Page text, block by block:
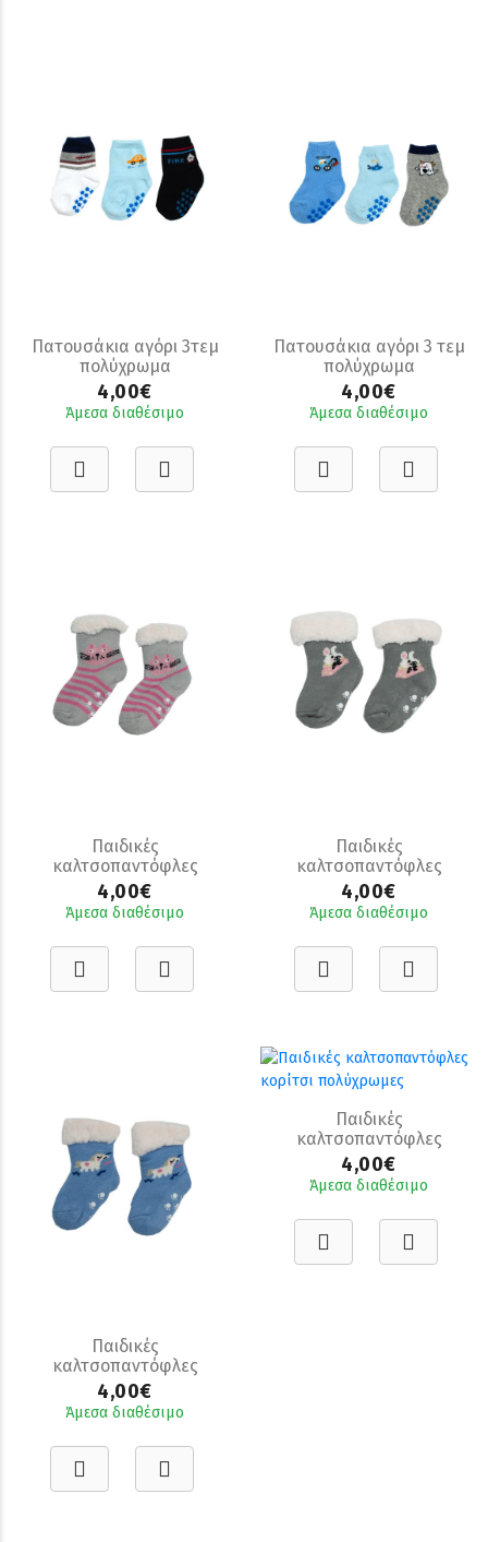
Πατουσάκια αγόρι 3τεμ
πολύχρωμα
4,00€
Άμεσα διαθέσιμο
Πατουσάκια αγόρι 3 τεμ
πολύχρωμα
4,00€
Άμεσα διαθέσιμο
Παιδικές
καλτσοπαντόφλες
κορίτσι πολύχρωμες
4,00€
Άμεσα διαθέσιμο
Παιδικές
καλτσοπαντόφλες
κορίτσι πολύχρωμες
4,00€
Άμεσα διαθέσιμο
Παιδικές
καλτσοπαντόφλες
κορίτσι πολύχρωμες
4,00€
Άμεσα διαθέσιμο
Παιδικές
καλτσοπαντόφλες
κορίτσι πολύχρωμες
4,00€
Άμεσα διαθέσιμο